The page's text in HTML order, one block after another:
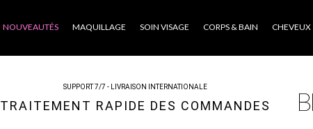
NOUVEAUTÉS MAQUILLAGE SOIN VISAGE CORPS & BAIN CHEVEUX
SUPPORT 7/7 - LIVRAISON INTERNATIONALE
TRAITEMENT RAPIDE DES COMMANDES